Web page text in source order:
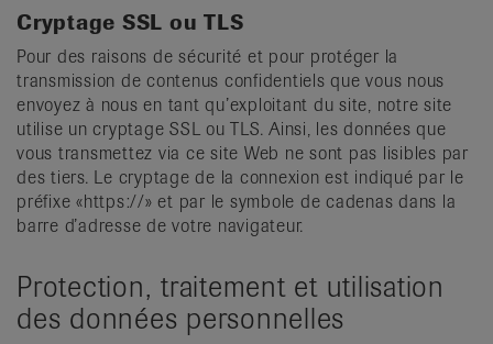
Cryptage SSL ou TLS
Pour des raisons de sécurité et pour protéger la
transmission de contenus confidentiels que vous nous
envoyez à nous en tant qu’exploitant du site, notre site
utilise un cryptage SSL ou TLS. Ainsi, les données que
vous transmettez via ce site Web ne sont pas lisibles par
des tiers. Le cryptage de la connexion est indiqué par le
préfixe «https://» et par le symbole de cadenas dans la
barre d’adresse de votre navigateur.
Protection, traitement et utilisation
des données personnelles